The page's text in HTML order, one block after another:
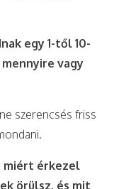
egy 1-től 10-
vagy
szerencsés friss
miért érkezel
örülsz, és mit